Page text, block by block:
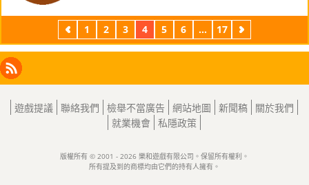
上
一
1 2 3 4 5 6 ... 17
下
一
Facebook
Instagram
X
LinkedIn
RSS
遊戲提議 聯絡我們 檢舉不當廣告 網站地圖 新聞稿
關於我們
就業機會 私隱政策
版權所有 © 2001 - 2026 樂和遊戲有限公司。保留所有權利。
所有提及到的商標均由它們的持有人擁有。